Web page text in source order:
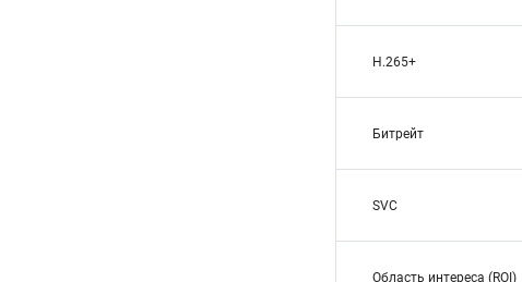
H.265+
Битрейт
SVC
Область интереса (ROI)